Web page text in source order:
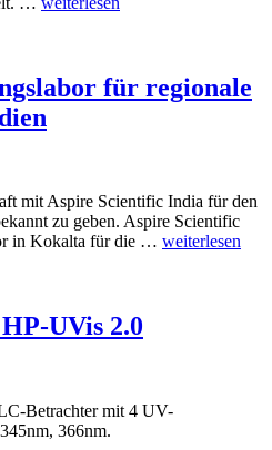
für regionale
mit Aspire Scientific India für den
zu geben. Aspire Scientific
in Kokalta für die … „Ein
weiterlesen
UVis 2.0
Betrachter mit 4 UV-
366nm.